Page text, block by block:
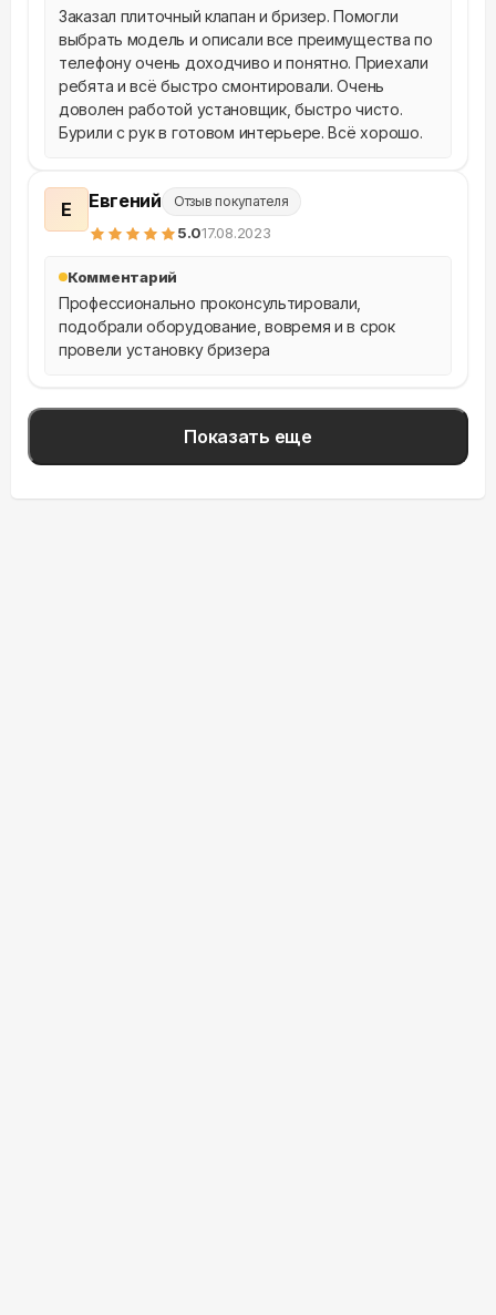
Заказал плиточный клапан и бризер. Помогли
выбрать модель и описали все преимущества по
телефону очень доходчиво и понятно. Приехали
ребята и всё быстро смонтировали. Очень
доволен работой установщик, быстро чисто.
Бурили с рук в готовом интерьере. Всё хорошо.
Е Евгений Отзыв покупателя
5.017.08.2023
Комментарий
Профессионально проконсультировали,
подобрали оборудование, вовремя и в срок
провели установку бризера
Показать еще